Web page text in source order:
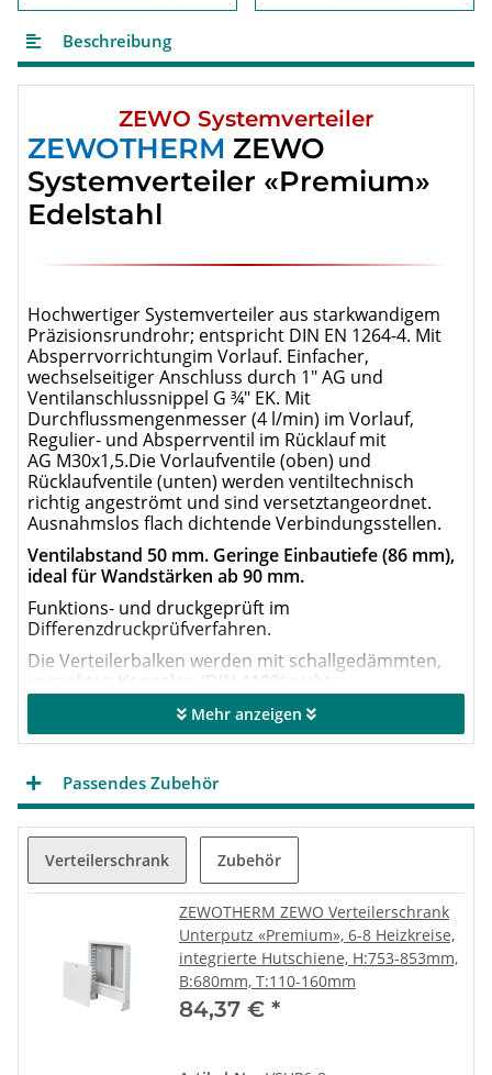
Beschreibung
ZEWO Systemverteiler
ZEWOTHERM ZEWO
Systemverteiler «Premium»
Edelstahl
Hochwertiger Systemverteiler aus starkwandigem
Präzisionsrundrohr; entspricht DIN EN 1264-4. Mit
Absperrvorrichtungim Vorlauf. Einfacher,
wechselseitiger Anschluss durch 1" AG und
Ventilanschlussnippel G ¾" EK. Mit
Durchflussmengenmesser (4 l/min) im Vorlauf,
Regulier- und Absperrventil im Rücklauf mit
AG M30x1,5.Die Vorlaufventile (oben) und
Rücklaufventile (unten) werden ventiltechnisch
richtig angeströmt und sind versetztangeordnet.
Ausnahmslos flach dichtende Verbindungsstellen.
Ventilabstand 50 mm. Geringe Einbautiefe (86 mm),
ideal für Wandstärken ab 90 mm.
Funktions- und druckgeprüft im
Differenzdruckprüfverfahren.
Die Verteilerbalken werden mit schallgedämmten,
verzinkten Konsolen (DIN 4109) nicht
zusammengebaut geliefert. Dies ermöglicht eine
flexible Anpassung an die jeweilige
Montagesituation.
Inkl. Bezeichnungsschildern, sowie Standard-
Verteilerendset (57 mm) zum Befüllen, Entlüften,
Ausführung
(mm)*
7-er Systemverteiler «Premium»
470
11100073
*alle Verteiler inkl. Verteiler-Endset (ca. 57 mm)
Mehr anzeigen
Passendes Zubehör
Verteilerschrank Zubehör
ZEWOTHERM ZEWO Verteilerschrank
Unterputz «Premium», 6-8 Heizkreise,
integrierte Hutschiene, H:753-853mm,
B:680mm, T:110-160mm
84,37 € *